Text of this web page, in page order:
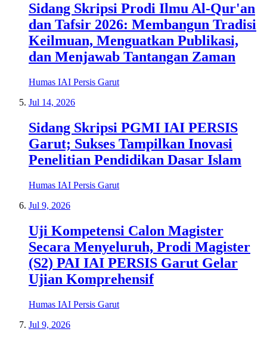
Sidang Skripsi Prodi Ilmu Al-Qur'an
dan Tafsir 2026: Membangun Tradisi
Keilmuan, Menguatkan Publikasi,
dan Menjawab Tantangan Zaman
Humas IAI Persis Garut
Jul 14, 2026
Sidang Skripsi PGMI IAI PERSIS
Garut; Sukses Tampilkan Inovasi
Penelitian Pendidikan Dasar Islam
Humas IAI Persis Garut
Jul 9, 2026
Uji Kompetensi Calon Magister
Secara Menyeluruh, Prodi Magister
(S2) PAI IAI PERSIS Garut Gelar
Ujian Komprehensif
Humas IAI Persis Garut
Jul 9, 2026